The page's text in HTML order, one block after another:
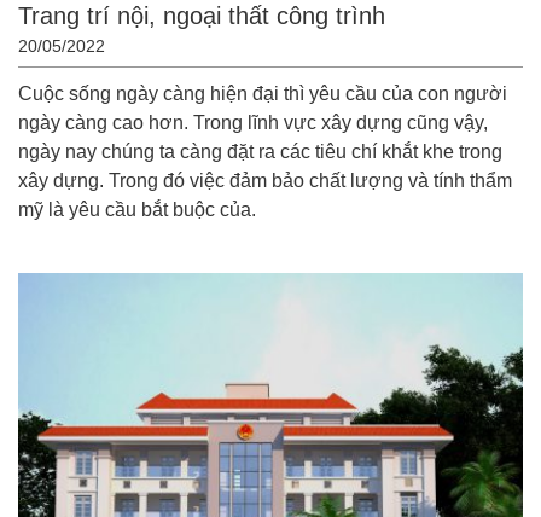
Trang trí nội, ngoại thất công trình
20/05/2022
Cuộc sống ngày càng hiện đại thì yêu cầu của con người
ngày càng cao hơn. Trong lĩnh vực xây dựng cũng vậy,
ngày nay chúng ta càng đặt ra các tiêu chí khắt khe trong
xây dựng. Trong đó việc đảm bảo chất lượng và tính thẩm
mỹ là yêu cầu bắt buộc của.